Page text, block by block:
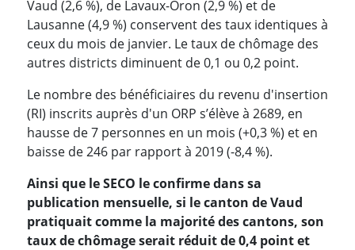
Vaud (2,6 %), de Lavaux-Oron (2,9 %) et de
Lausanne (4,9 %) conservent des taux identiques à
ceux du mois de janvier. Le taux de chômage des
autres districts diminuent de 0,1 ou 0,2 point.
Le nombre des bénéficiaires du revenu d'insertion
(RI) inscrits auprès d'un ORP s’élève à 2689, en
hausse de 7 personnes en un mois (+0,3 %) et en
baisse de 246 par rapport à 2019 (-8,4 %).
Ainsi que le SECO le confirme dans sa
publication mensuelle, si le canton de Vaud
pratiquait comme la majorité des cantons, son
taux de chômage serait réduit de 0,4 point et